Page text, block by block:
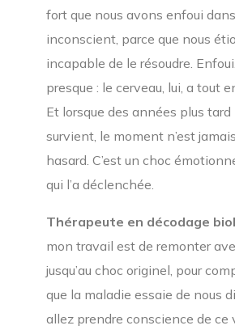
fort que nous avons enfoui
inconscient, parce que nous
incapable de le résoudre.
presque : le cerveau, lui, a tout
Et lorsque des années plus tard
survient, le moment n’est
hasard. C’est un choc
qui l’a déclenchée.
Thérapeute en décodage
mon travail est de remonter
jusqu’au choc originel, pour
que la maladie essaie de nous
allez prendre conscience de ce